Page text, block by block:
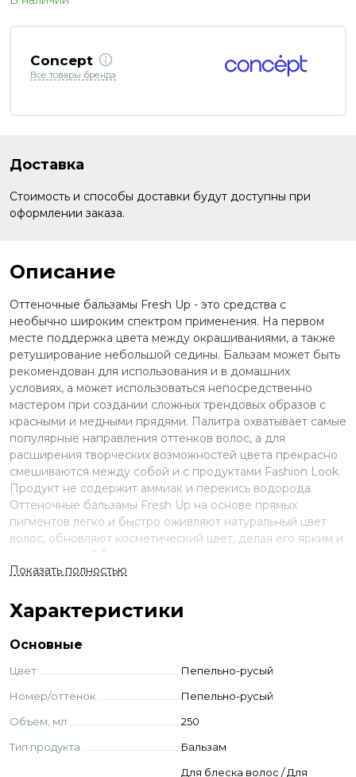
Concept
Все товары бренда
Доставка
Стоимость и способы доставки будут доступны при
оформлении заказа.
Описание
Оттеночные бальзамы Fresh Up - это средства с
необычно широким спектром применения. На первом
месте поддержка цвета между окрашиваниями, а также
ретуширование небольшой седины. Бальзам может быть
рекомендован для использования и в домашних
условиях, а может использоваться непосредственно
мастером при создании сложных трендовых образов с
красными и медными прядями. Палитра охватывает самые
популярные направления оттенков волос, а для
расширения творческих возможностей цвета прекрасно
смешиваются между собой и с продуктами Fashion Look.
Продукт не содержит аммиак и перекись водорода.
Оттеночные бальзамы Fresh Up на основе прямых
пигментов легко и быстро оживляют натуральный цвет
волос, обновляют косметический цвет, делая его ярким и
насыщенным. Обогащенная коллагеном формула
бальзама способствует восстановлению гидробаланса и
большую эластичность и блеск. Линолевая кислота
восстанавливает структуру волос и повышает защитный
барьер, льняное масло интенсивно питает и увлажняет
Вымойте волосы шампунем глубокой очистки или
шампунем для вашего типа волос. Наденьте перчатки,
равномерно нанесите и распределите окрашивающую
смесь на сухих или влажных волосах. Выдержите от 5 до
Показать полностью
Характеристики
Основные
Цвет
Пепельно-русый
Номер/оттенок
Пепельно-русый
Объем, мл
250
Тип продукта
Бальзам
Для блеска волос / Для